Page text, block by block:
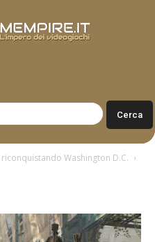
Washington D.C.